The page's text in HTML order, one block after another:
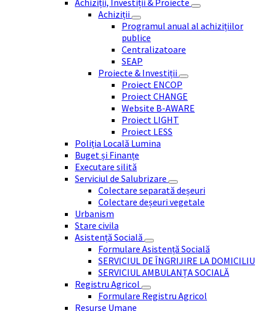
Achiziții
Programul anual al achizițiilor
publice
Centralizatoare
SEAP
Proiecte & Investiții
Proiect ENCOP
Proiect CHANGE
Website B-AWARE
Proiect LIGHT
Proiect LESS
Poliția Locală Lumina
Buget și Finanțe
Executare silită
Serviciul de Salubrizare
Colectare separată deșeuri
Colectare deșeuri vegetale
Urbanism
Stare civila
Asistență Socială
Formulare Asistență Socială
SERVICIUL DE ÎNGRIJIRE LA DOMICILIU
SERVICIUL AMBULANȚA SOCIALĂ
Registru Agricol
Formulare Registru Agricol
Resurse Umane